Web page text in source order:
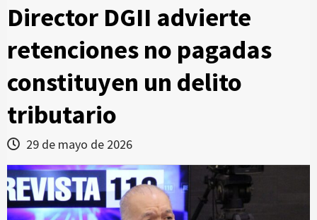
Director DGII advierte
retenciones no pagadas
constituyen un delito
tributario
29 de mayo de 2026